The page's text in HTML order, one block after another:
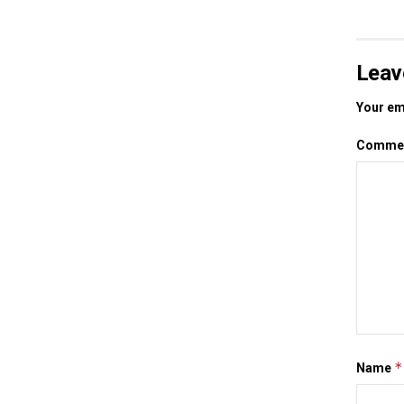
Your
Name *